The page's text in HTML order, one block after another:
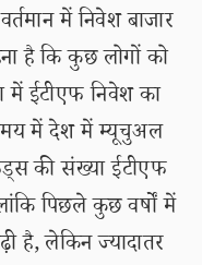
में निवेश बाजार
है कि कुछ लोगों को
ईटीएफ निवेश का
में देश में म्यूचुअल
की संख्या ईटीएफ
पिछले कुछ वर्षों में
है, लेकिन ज्यादातर